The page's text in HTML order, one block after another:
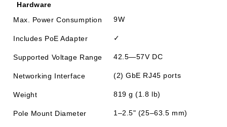
Hardware
Max. Power Consumption
9W
Includes PoE Adapter ✓
Supported Voltage Range 42.5—57V DC
Networking Interface (2) GbE RJ45 ports
Weight 819 g (1.8 lb)
Pole Mount Diameter 1–2.5" (25–63.5 mm)